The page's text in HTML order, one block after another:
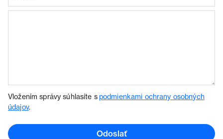
Vložením správy súhlasíte spodmienkami ochrany osobných
údajov.
Odoslať